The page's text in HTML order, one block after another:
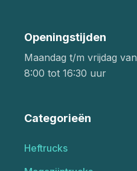
Openingstijden
Maandag t/m vrijdag van
8:00 tot 16:30 uur
Categorieën
Heftrucks